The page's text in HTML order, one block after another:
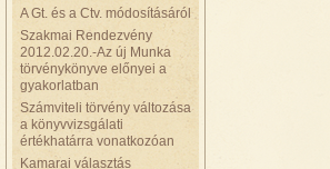
A Gt. és a Ctv. módosításáról
Szakmai Rendezvény
2012.02.20.-Az új Munka
törvénykönyve előnyei a
gyakorlatban
Számviteli törvény változása
a könyvvizsgálati
értékhatárra vonatkozóan
Kamarai választás